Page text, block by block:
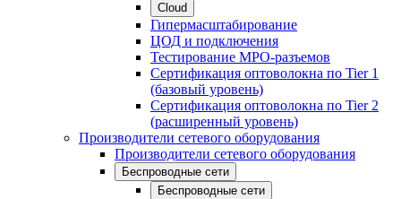
Cloud
Гипермасштабирование
ЦОД и подключения
Тестирование МРО-разъемов
Сертификация оптоволокна по Tier 1
(базовый уровень)
Сертификация оптоволокна по Tier 2
(расширенный уровень)
Производители сетевого оборудования
Производители сетевого оборудования
Беспроводные сети
Беспроводные сети